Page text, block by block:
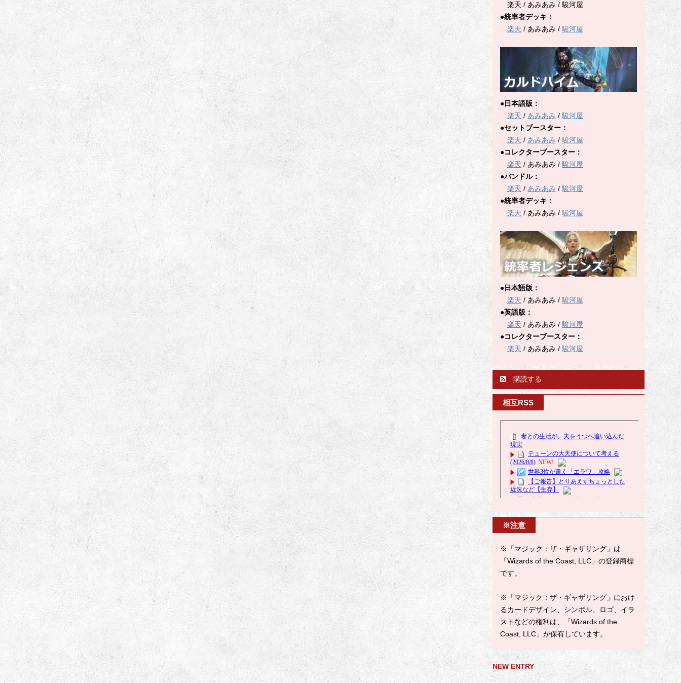
楽天 / あみあみ / 駿河屋
●統率者デッキ：
楽天 / あみあみ / 駿河屋
●日本語版：
楽天 / あみあみ / 駿河屋
●セットブースター：
楽天 / あみあみ / 駿河屋
●コレクターブースター：
楽天 / あみあみ / 駿河屋
●バンドル：
楽天 / あみあみ / 駿河屋
●統率者デッキ：
楽天 / あみあみ / 駿河屋
●日本語版：
楽天 / あみあみ / 駿河屋
●英語版：
楽天 / あみあみ / 駿河屋
●コレクターブースター：
楽天 / あみあみ / 駿河屋
購読する
相互RSS
※注意
※「マジック：ザ・ギャザリング」は
「Wizards of the Coast, LLC」の登録商標
です。
※「マジック：ザ・ギャザリング」におけ
るカードデザイン、シンボル、ロゴ、イラ
ストなどの権利は、「Wizards of the
Coast, LLC」が保有しています。
NEW ENTRY